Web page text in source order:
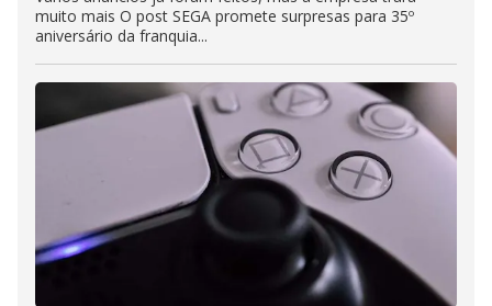
muito mais O post SEGA promete surpresas para 35º
aniversário da franquia...